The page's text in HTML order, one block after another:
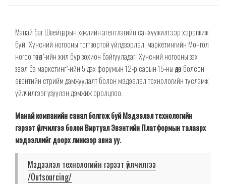
Манай баг Швейцарын хөгжлийн агентлагийн санхүүжилтээр хэрэгжиж
буй “Хүнсний ногооны тогтвортой үйлдвэрлэл, маркетингийн Монгол
ногоо төсөл"-ийн жил бүр зохион байгууладаг “Хүнсний ногооны зах
зээл ба маркетинг"-ийн 5 дах форумын 12-р сарын 15-ны өдөр болсон
эвентийн стрийм дамжуулалт болон мэдээлэл технологийн тусламж
үйлчилгээг үзүүлэн дэмжиж оролцлоо.
Манай компанийн санал болгож буй Мэдээлэл технологийн
гэрээт үйлчилгээ болон Виртуал Эвэнтийн Платформын талаарх
мэдээллийг доорх линкээр авна уу.
Мэдээлэл технологийн гэрээт үйлчилгээ
/Outsourcing/